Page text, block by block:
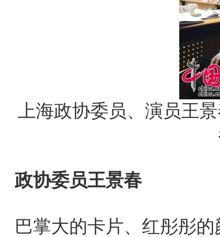
上海政协委员、演员王
政协委员王景春
巴掌大的卡片、红彤彤